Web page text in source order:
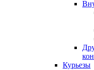
Курьезы